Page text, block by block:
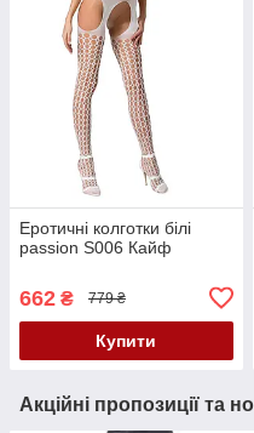
Еротичні колготки білі
passion S006 Кайф
662 ₴ 779 ₴
Купити
Акційні пропозиції та